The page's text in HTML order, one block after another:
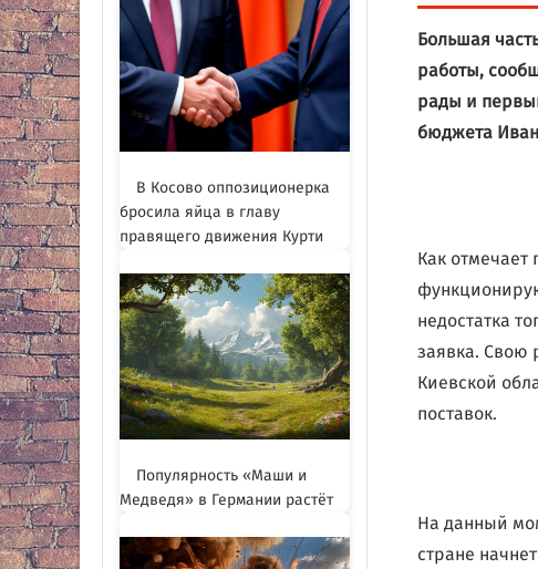
В Косово оппозиционерка
бросила яйца в главу
правящего движения Курти
Популярность «Маши и
Медведя» в Германии растёт
Большая
работы,
рады и
бюджета
Как
недостатка
заявка. Свою
Киевской
поставок.
На данный
стране